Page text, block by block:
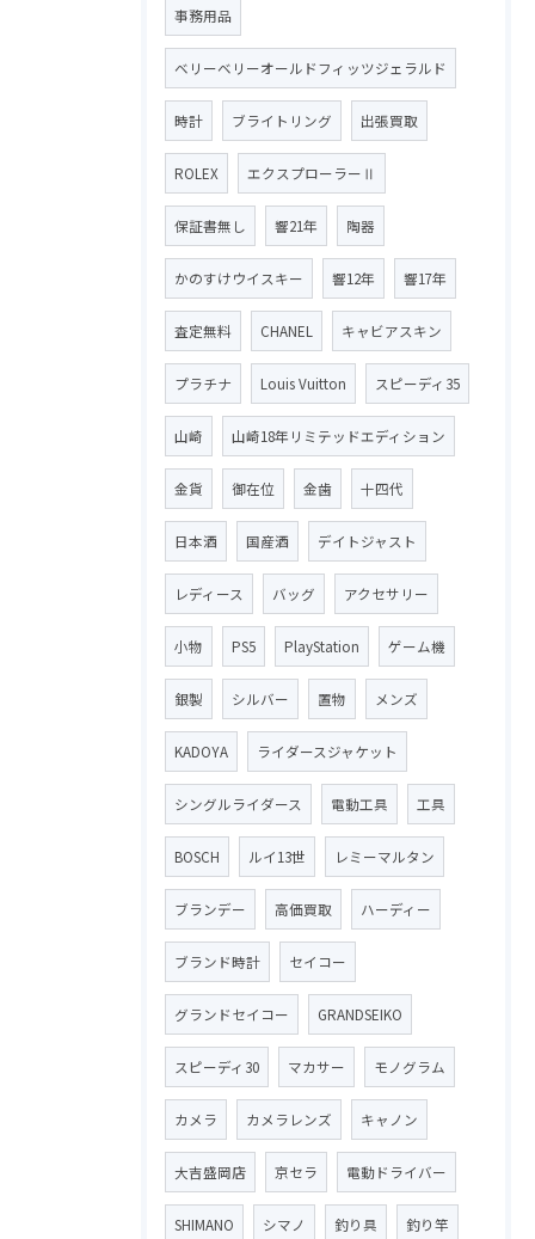
事務用品
ベリーベリーオールドフィッツジェラルド
時計 ブライトリング 出張買取
ROLEX エクスプローラーⅡ
保証書無し 響21年 陶器
かのすけウイスキー 響12年 響17年
査定無料 CHANEL キャビアスキン
プラチナ Louis Vuitton スピーディ35
山崎 山崎18年リミテッドエディション
金貨 御在位 金歯 十四代
日本酒 国産酒 デイトジャスト
レディース バッグ アクセサリー
小物 PS5 PlayStation ゲーム機
銀製 シルバー 置物 メンズ
KADOYA ライダースジャケット
シングルライダース 電動工具 工具
BOSCH ルイ13世 レミーマルタン
ブランデー 高価買取 ハーディー
ブランド時計 セイコー
グランドセイコー GRANDSEIKO
スピーディ30 マカサー モノグラム
カメラ カメラレンズ キャノン
大吉盛岡店 京セラ 電動ドライバー
SHIMANO シマノ 釣り具 釣り竿